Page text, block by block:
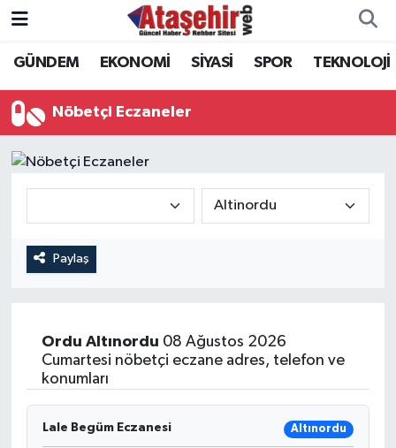
GÜNDEM EKONOMİ SİYASİ SPOR TEKNOLOJİ
Nöbetçi Eczaneler
Paylaş
Ordu Altınordu 08 Ağustos 2026
Cumartesi nöbetçi eczane adres, telefon ve
konumları
Lale Begüm Eczanesi Altınordu
Hava Durumu
Trafik Durumu
Süper Lig Puan Durumu ve Fikstür
Son Dakika Haberleri